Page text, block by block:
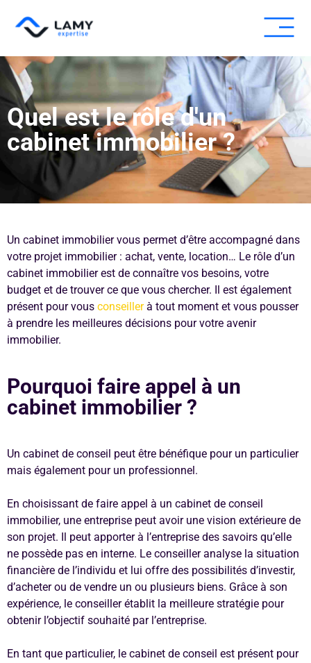
Quel est le rôle d'un
cabinet immobilier ?
Un cabinet immobilier vous permet d’être accompagné dans
votre projet immobilier : achat, vente, location… Le rôle d’un
cabinet immobilier est de connaître vos besoins, votre
budget et de trouver ce que vous chercher. Il est également
présent pour vous conseillerà tout moment et vous pousser
à prendre les meilleures décisions pour votre avenir
immobilier.
Pourquoi faire appel à un
cabinet immobilier ?
Un cabinet de conseil peut être bénéfique pour un particulier
mais également pour un professionnel.
En choisissant de faire appel à un cabinet de conseil
immobilier, une entreprise peut avoir une vision extérieure de
son projet. Il peut apporter à l’entreprise des savoirs qu’elle
ne possède pas en interne. Le conseiller analyse la situation
financière de l’individu et lui offre des possibilités d’investir,
d’acheter ou de vendre un ou plusieurs biens. Grâce à son
expérience, le conseiller établit la meilleure stratégie pour
obtenir l’objectif souhaité par l’entreprise.
En tant que particulier, le cabinet de conseil est présent pour